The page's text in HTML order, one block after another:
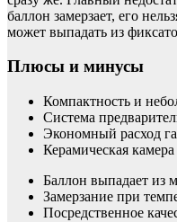
баллон замерзает, его
может выпадать из
Плюсы и минусы
Компактность и
Система
Экономный расход
Керамическая камера
Баллон выпадает из
Замерзание при
Посредственное